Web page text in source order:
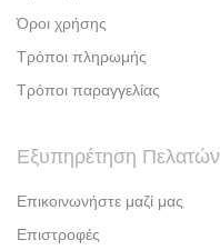
Όροι χρήσης
Τρόποι πληρωμής
Τρόποι παραγγελίας
Εξυπηρέτηση Πελατών
Επικοινωνήστε μαζί μας
Επιστροφές